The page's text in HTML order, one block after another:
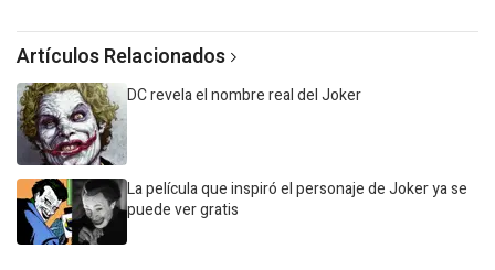
Artículos Relacionados
DC revela el nombre real del Joker
La película que inspiró el personaje de Joker ya se
puede ver gratis